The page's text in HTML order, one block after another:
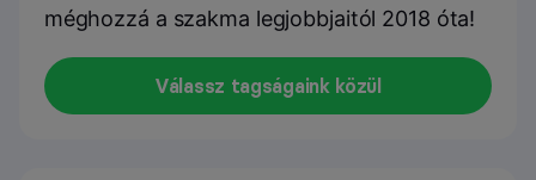
méghozzá a szakma legjobbjaitól 2018 óta!
Válassz tagságaink közül